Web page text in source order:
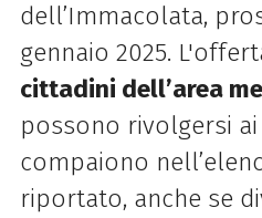
dell’Immacolata,
gennaio 2025.
cittadini dell’area
possono rivolgersi ai
compaiono
riportato, anche se